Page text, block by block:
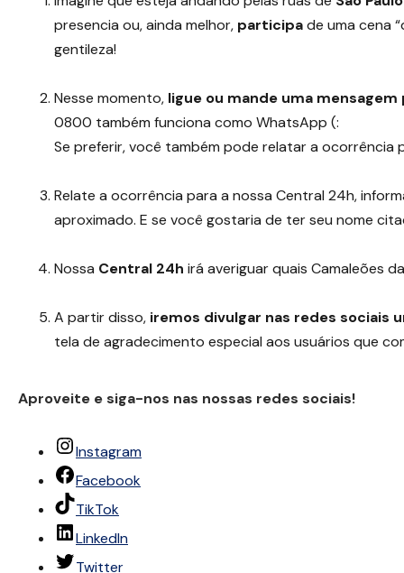
presencia ou, ainda melhor, participade uma cena
gentileza!
Nesse momento, ligue ou mande uma
0800 também funciona como WhatsApp (:
Se preferir, você também pode relatar a ocorrência
Relate a ocorrência para a nossa Central 24h,
aproximado. E se você gostaria de ter seu nome
Nossa Central 24h irá averiguar quais Camaleões
A partir disso, iremos divulgar nas redes sociais
tela de agradecimento especial aos usuários que
Aproveite e siga-nos nas nossas redes sociais!
Instagram
Facebook
TikTok
LinkedIn
Twitter